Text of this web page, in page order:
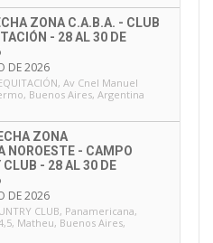
ZONA C.A.B.A. - CLUB
- 28 AL 30 DE
DE 2026
, Av Cnel Manuel
Buenos Aires, Argentina
ZONA
NOROESTE - CAMPO
- 28 AL 30 DE
DE 2026
CLUB, Panamericana,
Matheu, Buenos Aires,